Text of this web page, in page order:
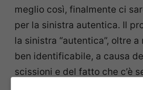
meglio così, finalmente ci
per la sinistra autentica. Il
la sinistra “autentica”, oltre a
ben identificabile, a causa
scissioni e del fatto che c’è